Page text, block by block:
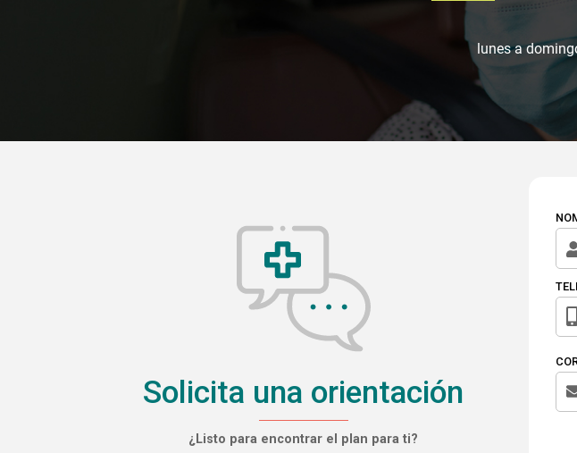
lunes a
Solicita una orientación
¿Listo para encontrar el plan para ti?